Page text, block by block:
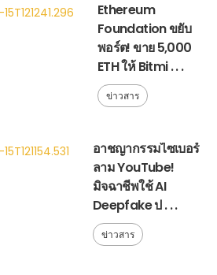
Ethereum
Foundation ขยับ
พอร์ต! ขาย 5,000
ETH ให้ Bitmi . . .
ข่าวสาร
อาชญากรรมไซเบอร์
ลาม YouTube!
มิจฉาชีพใช้ AI
Deepfake ป . . .
ข่าวสาร